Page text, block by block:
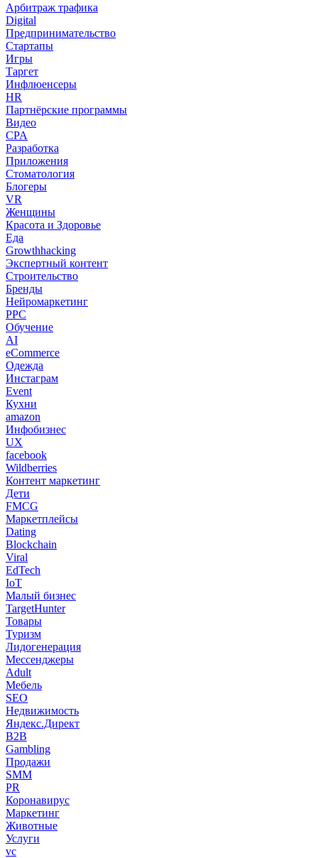
Арбитраж трафика
Digital
Предпринимательство
Стартапы
Игры
Таргет
Инфлюенсеры
HR
Партнёрские программы
Видео
CPA
Разработка
Приложения
Стоматология
Блогеры
VR
Женщины
Красота и Здоровье
Еда
Growthhacking
Экспертный контент
Строительство
Бренды
Нейромаркетинг
PPC
Обучение
AI
eCommerce
Одежда
Инстаграм
Event
Кухни
amazon
Инфобизнес
UX
facebook
Wildberries
Контент маркетинг
Дети
FMCG
Маркетплейсы
Dating
Blockchain
Viral
EdTech
IoT
Малый бизнес
TargetHunter
Товары
Туризм
Лидогенерация
Мессенджеры
Adult
Мебель
SEO
Недвижимость
Яндекс.Директ
B2B
Gambling
Продажи
SMM
PR
Коронавирус
Маркетинг
Животные
Услуги
vc